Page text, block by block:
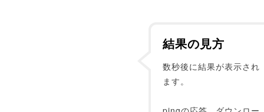
結果の見方
数秒後に結果が表示され
ます。